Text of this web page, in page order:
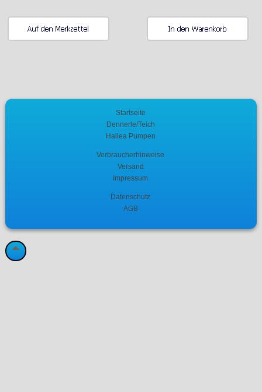
Startseite
Dennerle/Teich
Hailea Pumpen
Verbraucherhinweise
Versand
Impressum
Datenschutz
AGB